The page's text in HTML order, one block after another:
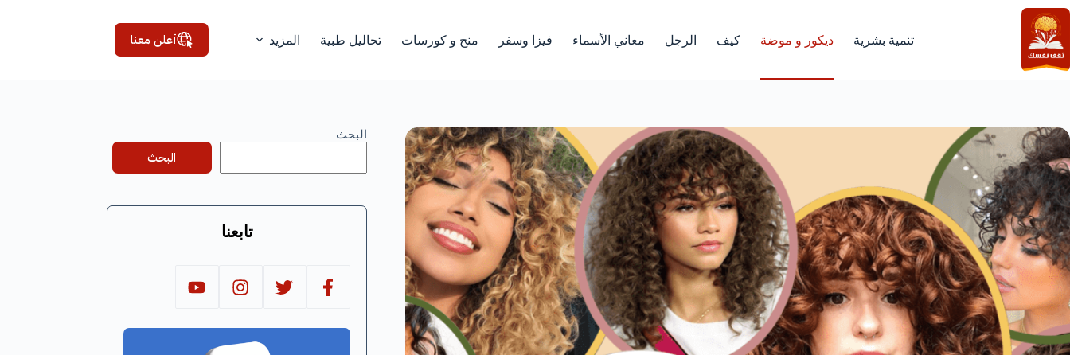
التجاوز
إلى
المحتوى
تنمية بشرية ديكور و موضة كيف الرجل معاني الأسماء فيزا وسفر منح و كورسات تحاليل طبية المزيد أعلن معنا
البحث
البحث
تابعنا